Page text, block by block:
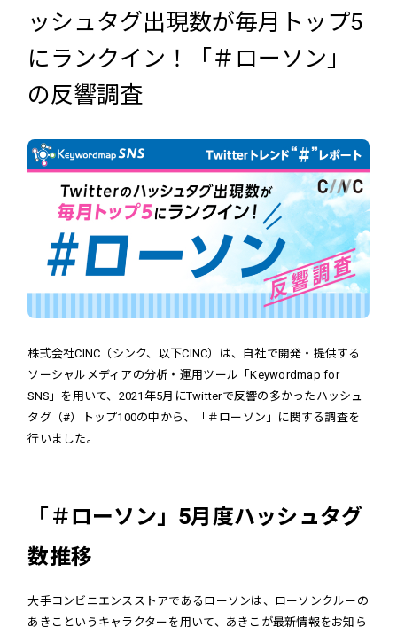
ッシュタグ出現数が毎月トップ5
にランクイン！「＃ローソン」
の反響調査
株式会社CINC（シンク、以下CINC）は、自社で開発・提供する
ソーシャルメディアの分析・運用ツール「Keywordmap for
SNS」を用いて、2021年5月にTwitterで反響の多かったハッシュ
タグ（#）トップ100の中から、「＃ローソン」に関する調査を
行いました。
「＃ローソン」5月度ハッシュタグ
数推移
大手コンビニエンスストアであるローソンは、ローソンクルーの
あきこというキャラクターを用いて、あきこが最新情報をお知ら